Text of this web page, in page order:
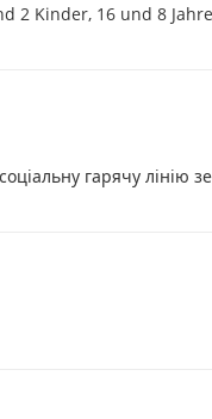
2 Kinder, 16 und 8
гарячу лінію